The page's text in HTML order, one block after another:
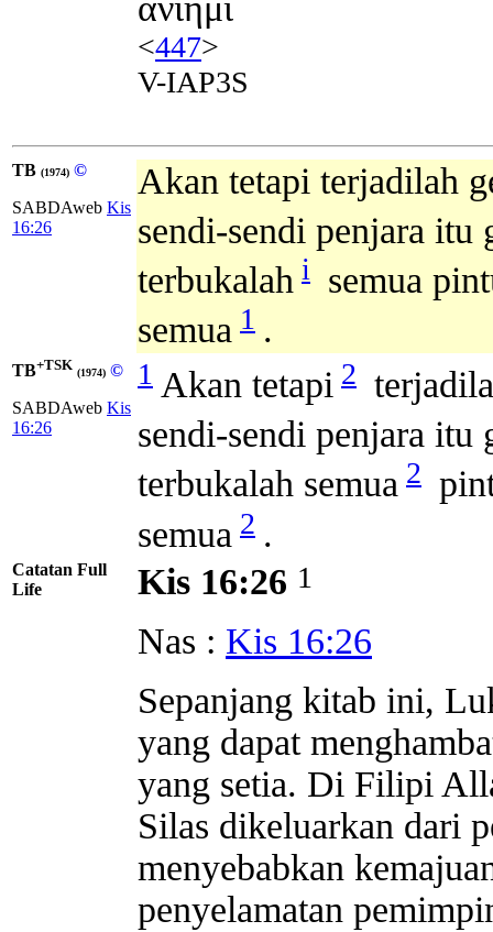
<447>
V-IAP3S
TB (1974) ©
SABDAweb Kis
16:26
Akan tetapi terjadilah
sendi-sendi penjara itu
terbukalah i
semua
semua 1 .
TB+TSK (1974) ©
SABDAweb Kis
16:26
1 Akan tetapi 2
sendi-sendi penjara itu
terbukalah semua 2
semua 2 .
Catatan Full
Life
Kis 16:26 1
Nas : Kis 16:26
Sepanjang kitab ini,
yang dapat
yang setia. Di Filipi
Silas dikeluarkan dari
menyebabkan
penyelamatan